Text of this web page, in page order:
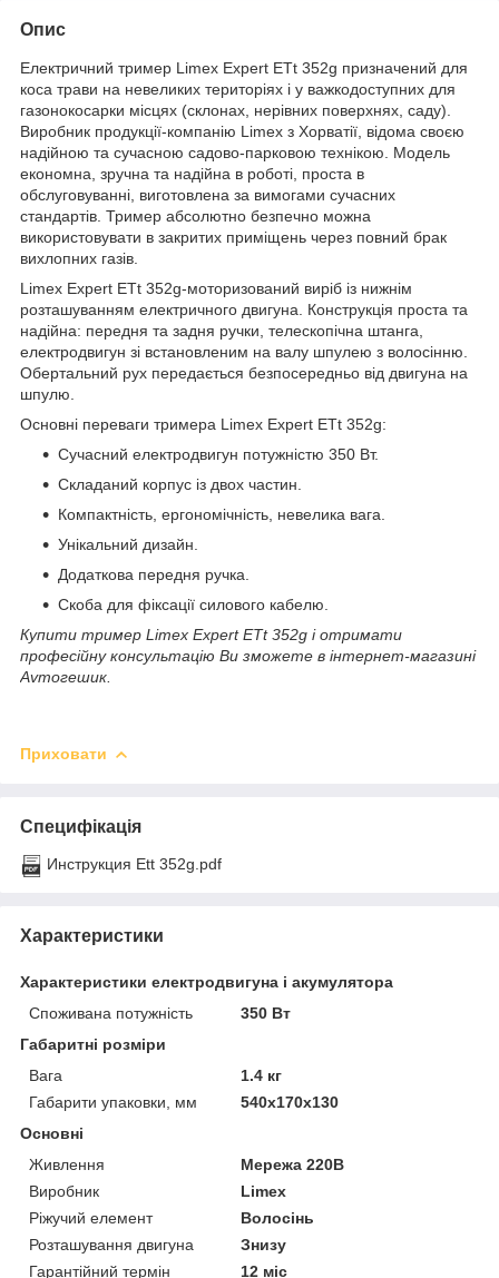
Опис
Електричний тример Limex Expert ETt 352g призначений для
коса трави на невеликих територіях і у важкодоступних для
газонокосарки місцях (склонах, нерівних поверхнях, саду).
Виробник продукції-компанію Limex з Хорватії, відома своєю
надійною та сучасною садово-парковою технікою. Модель
економна, зручна та надійна в роботі, проста в
обслуговуванні, виготовлена за вимогами сучасних
стандартів. Тример абсолютно безпечно можна
використовувати в закритих приміщень через повний брак
вихлопних газів.
Limex Expert ETt 352g-моторизований виріб із нижнім
розташуванням електричного двигуна. Конструкція проста та
надійна: передня та задня ручки, телескопічна штанга,
електродвигун зі встановленим на валу шпулею з волосінню.
Обертальний рух передається безпосередньо від двигуна на
шпулю.
Основні переваги тримера Limex Expert ETt 352g:
Сучасний електродвигун потужністю 350 Вт.
Складаний корпус із двох частин.
Компактність, ергономічність, невелика вага.
Унікальний дизайн.
Додаткова передня ручка.
Скоба для фіксації силового кабелю.
Купити тример Limex Expert ETt 352g і отримати
професійну консультацію Ви зможете в інтернет-магазині
Avтогешик.
Приховати
Специфікація
Инструкция Ett 352g.pdf
Характеристики
Характеристики електродвигуна і акумулятора
Споживана потужність
350 Вт
Габаритні розміри
Вага
1.4 кг
Габарити упаковки, мм
540х170х130
Основні
Живлення
Мережа 220В
Виробник
Limex
Ріжучий елемент
Волосінь
Розташування двигуна
Знизу
Гарантійний термін
12 міс